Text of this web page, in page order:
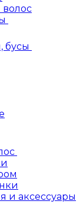
бусы
и аксессуары